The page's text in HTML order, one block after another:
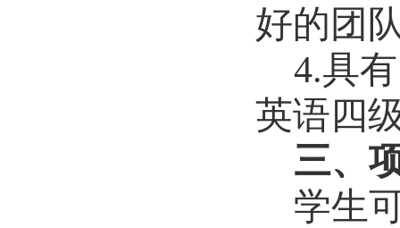
好的团
4.具
英语四
三、
学生